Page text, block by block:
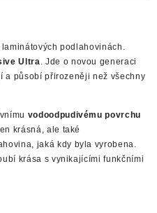
podlahovinách.
Ultra. Jde o novou generaci
a působí přirozeněji než všechny
vodoodpudivému povrchu
krásná, ale také
jaká kdy byla vyrobena.
krása s vynikajícími funkčními